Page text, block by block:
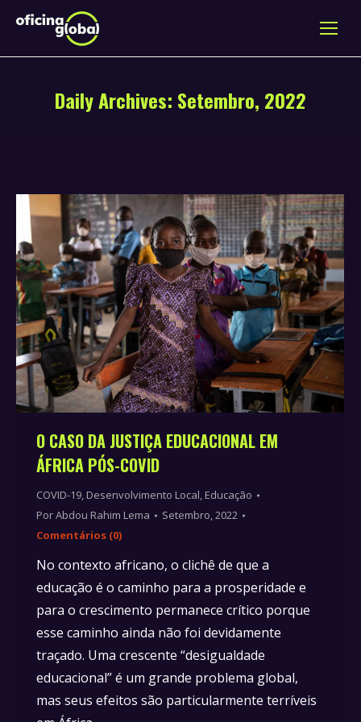
Daily Archives: Setembro, 2022
O CASO DA JUSTIÇA EDUCACIONAL EM
ÁFRICA PÓS-COVID
COVID-19, Desenvolvimento Local, Educação
PorAbdou Rahim Lema
Setembro, 2022
Comentários (0)
No contexto africano, o clichê de que a
educação é o caminho para a prosperidade e
para o crescimento permanece crítico porque
esse caminho ainda não foi devidamente
traçado. Uma crescente “desigualdade
educacional” é um grande problema global,
mas seus efeitos são particularmente terríveis